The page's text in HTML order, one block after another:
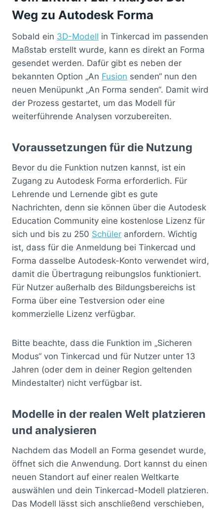
Weg zu Autodesk Forma
Sobald ein 3D-Modell in Tinkercad im passenden
Maßstab erstellt wurde, kann es direkt an Forma
gesendet werden. Dafür gibt es neben der
bekannten Option „An Fusion senden“ nun den
neuen Menüpunkt „An Forma senden“. Damit wird
der Prozess gestartet, um das Modell für
weiterführende Analysen vorzubereiten.
Voraussetzungen für die Nutzung
Bevor du die Funktion nutzen kannst, ist ein
Zugang zu Autodesk Forma erforderlich. Für
Lehrende und Lernende gibt es gute
Nachrichten, denn sie können über die Autodesk
Education Community eine kostenlose Lizenz für
sich und bis zu 250 Schüler anfordern. Wichtig
ist, dass für die Anmeldung bei Tinkercad und
Forma dasselbe Autodesk-Konto verwendet wird,
damit die Übertragung reibungslos funktioniert.
Für Nutzer außerhalb des Bildungsbereichs ist
Forma über eine Testversion oder eine
kommerzielle Lizenz verfügbar.
Bitte beachte, dass die Funktion im „Sicheren
Modus“ von Tinkercad und für Nutzer unter 13
Jahren (oder dem in deiner Region geltenden
Mindestalter) nicht verfügbar ist.
Modelle in der realen Welt platzieren
und analysieren
Nachdem das Modell an Forma gesendet wurde,
öffnet sich die Anwendung. Dort kannst du einen
neuen Standort auf einer realen Weltkarte
auswählen und dein Tinkercad-Modell platzieren.
Das Modell lässt sich anschließend verschieben,